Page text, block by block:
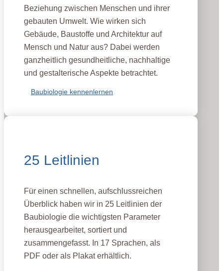
Beziehung zwischen Menschen und ihrer
gebauten Umwelt. Wie wirken sich
Gebäude, Baustoffe und Architektur auf
Mensch und Natur aus? Dabei werden
ganzheitlich gesundheitliche, nachhaltige
und gestalterische Aspekte betrachtet.
Baubiologie kennenlernen
25 Leitlinien
Für einen schnellen, aufschlussreichen
Überblick haben wir in 25 Leitlinien der
Baubiologie die wichtigsten Parameter
herausgearbeitet, sortiert und
zusammengefasst. In 17 Sprachen, als
PDF oder als Plakat erhältlich.